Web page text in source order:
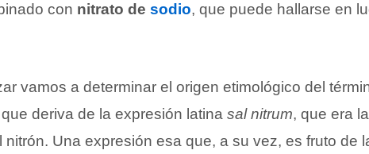
con nitrato de sodio, que puede hallarse en
vamos a determinar el origen etimológico del
deriva de la expresión latina sal nitrum, que era
nitrón. Una expresión esa que, a su vez, es fruto de